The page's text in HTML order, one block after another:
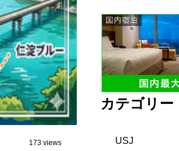
173 views
カテゴリー
USJ